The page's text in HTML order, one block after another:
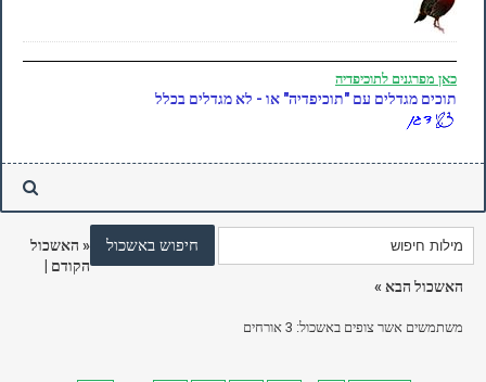
כאן מפרגנים לתוכיפדיה
תוכים מגדלים עם "תוכיפדיה" או - לא מגדלים בכלל
« האשכול
הקודם
האשכול הבא »
משתמשים אשר צופים באשכול: 3 אורחים